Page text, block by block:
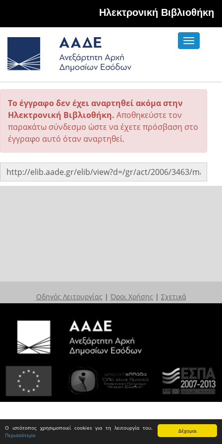
Δέχομαι
Ο ιστότοπος χρησιμοποιεί cookies για τη λειτουργία του.
Περισσότερα
Hλεκτρονική Βιβλιοθήκη
Toggle
Το έγγραφο δεν έχει αναρτηθεί ακόμα στην
Ηλεκτρονική Βιβλιοθήκη. Αποθηκεύστε τον
παρακάτω σύνδεσμο ώστε να έχετε πρόσβαση στο
έγγραφο αυτό όταν αναρτηθεί.
Οδηγός Λειτουργίας | Όροι Χρήσης | Σχετικά